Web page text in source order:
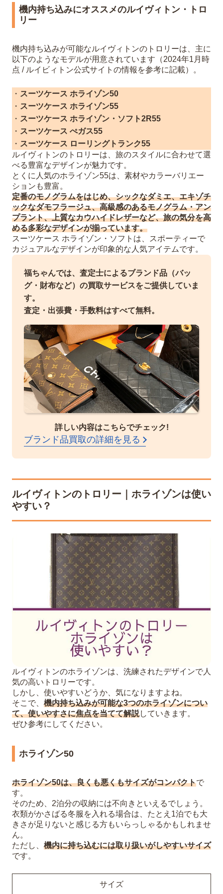
機内持ち込みにオススメのルイヴィトン・トロ
リー
機内持ち込みが可能なルイヴィトンのトロリーは、主に
以下のようなモデルが用意されています（2024年1月時
点 / ルイビィトン公式サイトの情報を参考に記載）。
・ スーツケース ホライゾン50
・ スーツケース ホライゾン55
・ スーツケース ホライゾン・ソフト2R55
・ スーツケース ぺガス55
・ スーツケース ローリングトランク55
ルイヴィトンのトロリーは、旅のスタイルに合わせて選
べる豊富なデザインが魅力です。
とくに人気のホライゾン55は、素材やカラーバリエー
ションも豊富。
定番のモノグラムをはじめ、シックなダミエ、エキゾチ
ックなダモフラージュ、高級感のあるモノグラム・アン
プラント、上質なカウハイドレザーなど、旅の気分を高
める多彩なデザインが揃っています。
スーツケース ホライゾン・ソフトは、スポーティーで
カジュアルなデザインが印象的な人気アイテムです。
福ちゃんでは、査定士によるブランド品（バッ
グ・財布など）の買取サービスをご提供していま
す。
査定・出張費・手数料はすべて無料。
詳しい内容はこちらでチェック!
ブランド品買取の詳細を見る
ルイヴィトンのトロリー｜ホライゾンは使い
やすい？
ルイヴィトンのホライゾンは、洗練されたデザインで人
気の高いトロリーです。
しかし、使いやすいどうか、気になりますよね。
そこで、 機内持ち込みが可能な3つのホライゾンについ
て、使いやすさに焦点を当てて解説していきます。
ぜひ参考にしてください。
ホライゾン50
ホライゾン50は、良くも悪くもサイズがコンパクトで
す。
そのため、2泊分の収納には不向きといえるでしょう。
衣類がかさばる冬服を入れる場合は、たとえ1泊でも大
きさが足りないと感じる方もいらっしゃるかもしれませ
ん。
ただし、 機内に持ち込むには取り扱いがしやすいサイズ
です。
サイズ